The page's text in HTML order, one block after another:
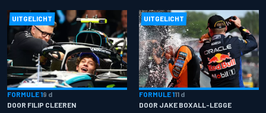
UITGELICHT
FORMULE 19 d
DOOR FILIP CLEEREN
UITGELICHT
FORMULE 111 d
DOOR JAKE BOXALL-LEGGE